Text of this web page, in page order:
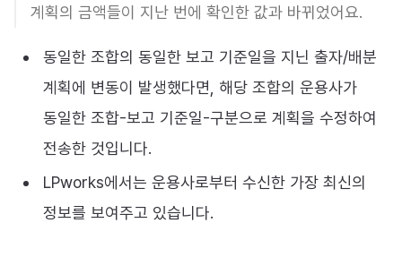
계획의 금액들이 지난 번에 확인한 값과 바뀌었어요.
동일한 조합의 동일한 보고 기준일을 지닌 출자/배분
계획에 변동이 발생했다면, 해당 조합의 운용사가
동일한 조합-보고 기준일-구분으로 계획을 수정하여
전송한 것입니다.
LPworks에서는 운용사로부터 수신한 가장 최신의
정보를 보여주고 있습니다.